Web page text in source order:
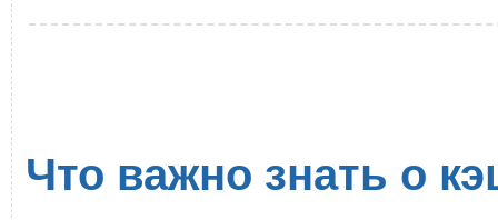
Что важно знать о